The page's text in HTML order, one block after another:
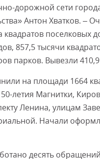
дорожной сети
Антон Хватков. –
поселковых
857,5 тысячи
парков. Вывезли
на площади 1664
летия Магнитки,
Ленина, улицам
Начали
десять